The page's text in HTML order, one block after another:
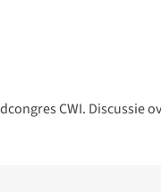
CWI. Discussie